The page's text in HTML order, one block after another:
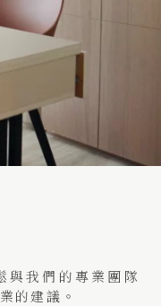
與我們的專業團隊
的建議。